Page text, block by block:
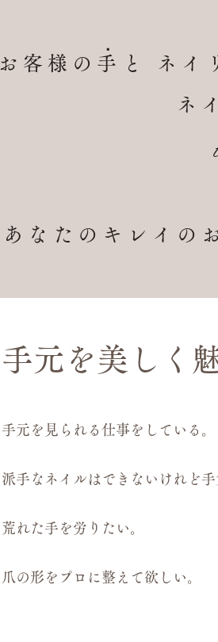
お客様の手と ネイ
ネ
あなたのキレイの
・
手元を美しく
手元を見られる仕事をしている。
派手なネイルはできないけれど
荒れた手を労りたい。
爪の形をプロに整えて欲しい。